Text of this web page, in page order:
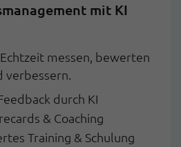
mit KI
messen, bewerten
verbessern.
durch KI
& Coaching
Training & Schulung